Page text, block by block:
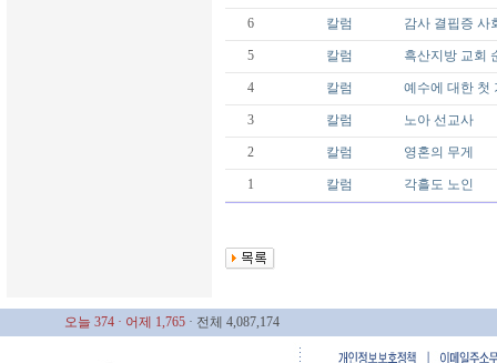
6 칼럼 감사 결핍증 사
5 칼럼 흑산지방 교회
4 칼럼 예수에 대한 첫
3 칼럼 노아 선교사
2 칼럼 영혼의 무게
1 칼럼 각흘도 노인
오늘 374 · 어제 1,765 · 전체 4,087,174